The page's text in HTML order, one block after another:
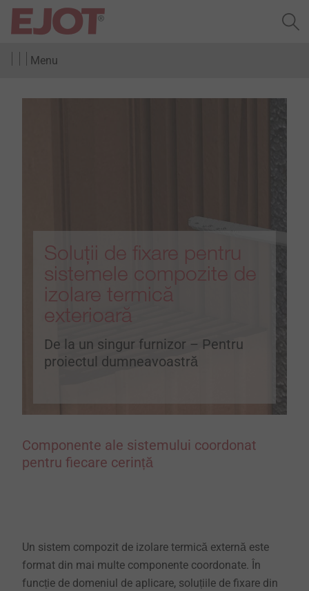
Menu
Soluții de fixare pentru
sistemele compozite de
izolare termică
exterioară
De la un singur furnizor – Pentru
proiectul dumneavoastră
Componente ale sistemului coordonat
pentru fiecare cerință
Un sistem compozit de izolare termică externă este
format din mai multe componente coordonate. În
funcție de domeniul de aplicare, soluțiile de fixare din